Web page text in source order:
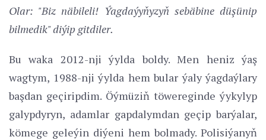
Olar: "Biz näbileli! Ýagdaýyňyzyň sebäbine düşünip
bilmedik" diýip gitdiler.
Bu waka 2012-nji ýylda boldy. Men heniz ýaş
wagtym, 1988-nji ýylda hem bular ýaly ýagdaýlary
başdan geçiripdim. Öýmüziň töwereginde ýykylyp
galypdyryn, adamlar gapdalymdan geçip barýalar,
kömege geleýin diýeni hem bolmady. Polisiýanyň